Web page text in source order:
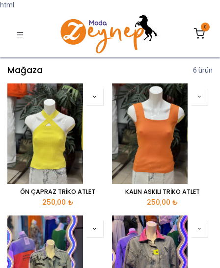
html
0
Mağaza 6 ürün
ÖN ÇAPRAZ TRİKO ATLET
250,00 ₺
KALIN ASKILI TRİKO ATLET
250,00 ₺